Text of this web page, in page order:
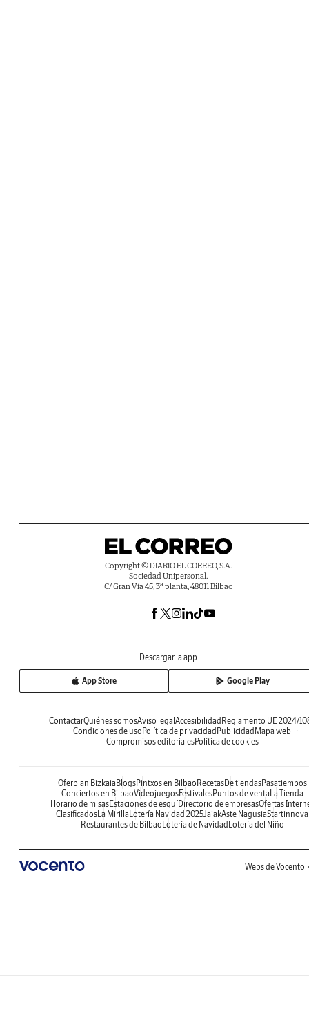
Copyright © DIARIO EL CORREO, S.A.
Sociedad Unipersonal.
C/ Gran Vía 45, 3ª planta, 48011 Bilbao
Descargar la app
App Store Google Play
ContactarQuiénes somosAviso legal Accesibilidad Reglamento UE 2024/
Condiciones de uso Política de privacidad Publicidad Mapa web
Compromisos editorialesPolítica de cookies
Oferplan Bizkaia BlogsPintxos en Bilbao RecetasDe tiendasPasatiempos
Conciertos en BilbaoVideojuegosFestivalesPuntos de venta La Tienda
Horario de misasEstaciones de esquíDirectorio de empresasOfertas
Clasificados La Mirilla Lotería Navidad 2025JaiakAste NagusiaStartinnova
Restaurantes de Bilbao Lotería de Navidad Lotería del Niño
Webs de Vocento